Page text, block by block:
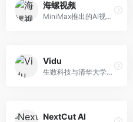
海螺视频
MiniMax推出的AI视频生成工具，支持高质量视频创作。面向内容创作者，提供文生视频、视频编辑等功能，生成速度快，视频效果自然流畅。
Vidu
生数科技与清华大学联合研发的AI视频生成大模型。面向视频创作者和内容生产者，支持文生视频、图生视频，视频质量高，物理运动理解准确，国产视频生成领先工具。
NextCut AI